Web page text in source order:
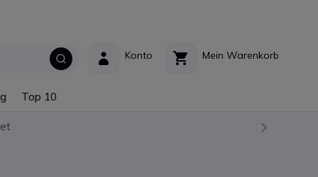
Mein Warenkorb
Konto
Top 10